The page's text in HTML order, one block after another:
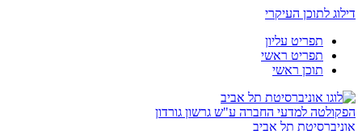
דילוג לתוכן העיקרי
תפריט עליון
תפריט ראשי
תוכן ראשי
הפקולטה למדעי החברה ע"ש גרשון גורדון
אוניברסיטת תל אביב